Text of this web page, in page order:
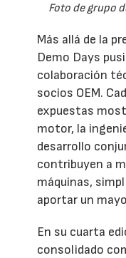
Foto de grupo
Más allá de la
Demo Days
colaboración
socios OEM.
expuestas
motor, la
desarrollo
contribuyen a
máquinas,
aportar un
En su cuarta
consolidado